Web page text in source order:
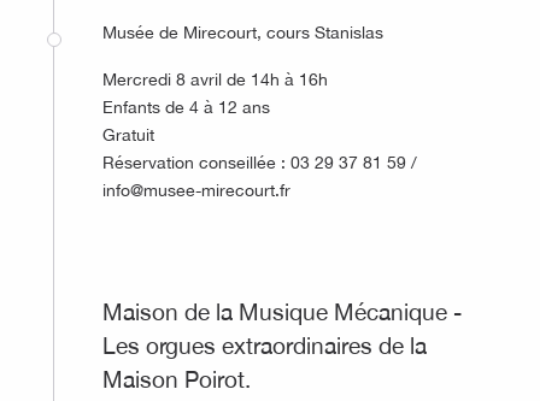
Musée de Mirecourt, cours Stanislas
Mercredi 8 avril de 14h à 16h
Enfants de 4 à 12 ans
Gratuit
Réservation conseillée : 03 29 37 81 59 /
info@musee-mirecourt.fr
Maison de la Musique Mécanique -
Les orgues extraordinaires de la
Maison Poirot.